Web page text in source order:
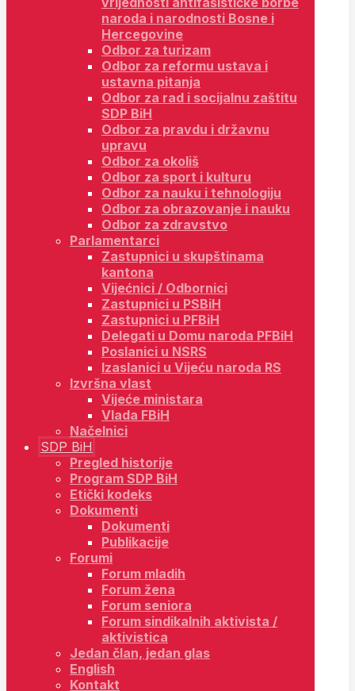
naroda i narodnosti Bosne i
Hercegovine
Odbor za turizam
Odbor za reformu ustava i
ustavna pitanja
Odbor za rad i socijalnu zaštitu
SDP BiH
Odbor za pravdu i državnu
upravu
Odbor za okoliš
Odbor za sport i kulturu
Odbor za nauku i tehnologiju
Odbor za obrazovanje i nauku
Odbor za zdravstvo
Parlamentarci
Zastupnici u skupštinama
kantona
Vijećnici / Odbornici
Zastupnici u PSBiH
Zastupnici u PFBiH
Delegati u Domu naroda PFBiH
Poslanici u NSRS
Izaslanici u Vijeću naroda RS
Izvršna vlast
Vijeće ministara
Vlada FBiH
Načelnici
SDP BiH
Pregled historije
Program SDP BiH
Etički kodeks
Dokumenti
Dokumenti
Publikacije
Forumi
Forum mladih
Forum žena
Forum seniora
Forum sindikalnih aktivista /
aktivistica
Jedan član, jedan glas
English
Kontakt